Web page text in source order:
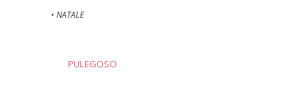
• NATALE
PULEGOSO